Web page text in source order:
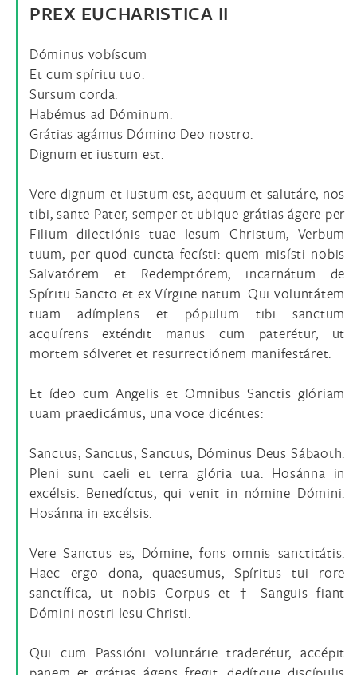
PREX EUCHARISTICA II
Dóminus vobíscum
Et cum spíritu tuo.
Sursum corda.
Habémus ad Dóminum.
Grátias agámus Dómino Deo nostro.
Dignum et iustum est.
Vere dignum et iustum est, aequum et salutáre, nos
tibi, sante Pater, semper et ubique grátias ágere per
Filium dilectiónis tuae Iesum Christum, Verbum
tuum, per quod cuncta fecísti: quem misísti nobis
Salvatórem et Redemptórem, incarnátum de
Spíritu Sancto et ex Vírgine natum. Qui voluntátem
tuam adímplens et pópulum tibi sanctum
acquírens exténdit manus cum paterétur, ut
mortem sólveret et resurrectiónem manifestáret.
Et ídeo cum Angelis et Omnibus Sanctis glóriam
tuam praedicámus, una voce dicéntes:
Sanctus, Sanctus, Sanctus, Dóminus Deus Sábaoth.
Pleni sunt caeli et terra glória tua. Hosánna in
excélsis. Benedíctus, qui venit in nómine Dómini.
Hosánna in excélsis.
Vere Sanctus es, Dómine, fons omnis sanctitátis.
Haec ergo dona, quaesumus, Spíritus tui rore
sanctífica, ut nobis Corpus et † Sanguis fiant
Dómini nostri Iesu Christi.
Qui cum Passióni voluntárie traderétur, accépit